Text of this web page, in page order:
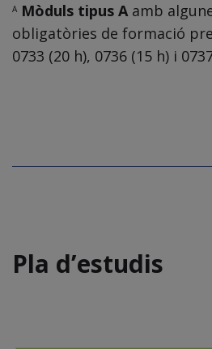
A Mòduls tipus Aamb
obligatòries de formació
0733 (20 h), 0736 (15 h) i
Pla d’estudis